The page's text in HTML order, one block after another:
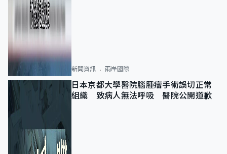
新聞資訊 兩岸國際
日本京都大學醫院腦腫瘤手術誤切正常
組織 致病人無法呼吸 醫院公開道歉